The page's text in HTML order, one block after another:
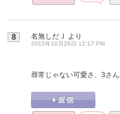
8 名無しだＪ より
2015年10月26日 12:17 PM
尋常じゃない可愛さ、3さん